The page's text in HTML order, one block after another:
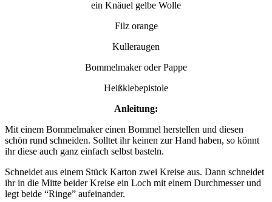
ein Knäuel gelbe Wolle
Filz orange
Kulleraugen
Bommelmaker oder Pappe
Heißklebepistole
Anleitung:
Mit einem Bommelmaker einen Bommel herstellen und diesen
schön rund schneiden. Solltet ihr keinen zur Hand haben, so könnt
ihr diese auch ganz einfach selbst basteln.
Schneidet aus einem Stück Karton zwei Kreise aus. Dann schneidet
ihr in die Mitte beider Kreise ein Loch mit einem Durchmesser und
legt beide “Ringe” aufeinander.